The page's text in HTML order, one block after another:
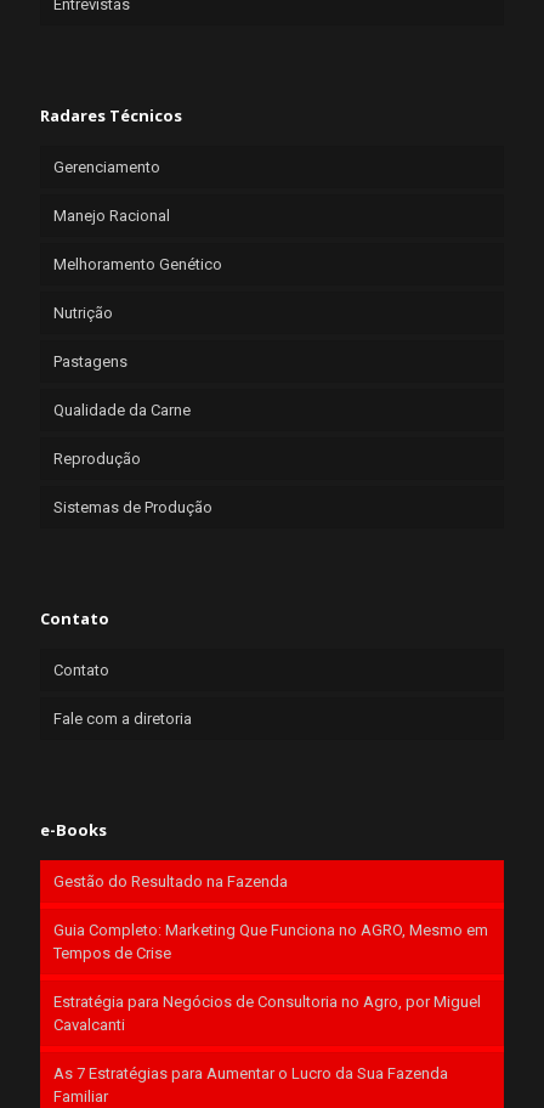
Entrevistas
Radares Técnicos
Gerenciamento
Manejo Racional
Melhoramento Genético
Nutrição
Pastagens
Qualidade da Carne
Reprodução
Sistemas de Produção
Contato
Contato
Fale com a diretoria
e-Books
Gestão do Resultado na Fazenda
Guia Completo: Marketing Que Funciona no AGRO, Mesmo em
Tempos de Crise
Estratégia para Negócios de Consultoria no Agro, por Miguel
Cavalcanti
As 7 Estratégias para Aumentar o Lucro da Sua Fazenda
Familiar